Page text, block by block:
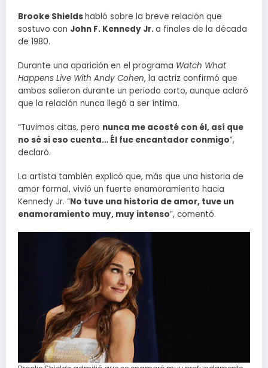
Brooke Shieldshabló sobre la breve relación que
sostuvo con John F. Kennedy Jr.a finales de la década
de 1980.
Durante una aparición en el programa Watch What
Happens Live With Andy Cohen, la actriz confirmó que
ambos salieron durante un periodo corto, aunque aclaró
que la relación nunca llegó a ser íntima.
“Tuvimos citas, pero nunca me acosté con él, así que
no sé si eso cuenta… Él fue encantador conmigo”,
declaró.
La artista también explicó que, más que una historia de
amor formal, vivió un fuerte enamoramiento hacia
Kennedy Jr. “No tuve una historia de amor, tuve un
enamoramiento muy, muy intenso”, comentó.